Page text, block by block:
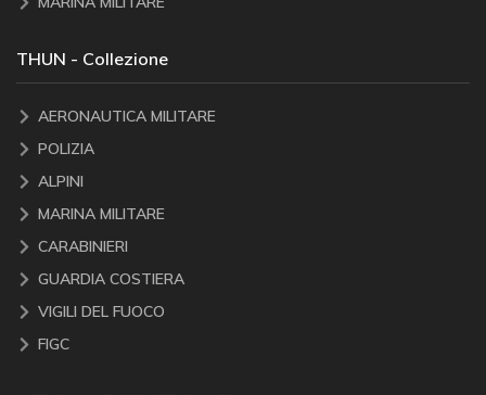
THUN - Collezione
AERONAUTICA MILITARE
POLIZIA
ALPINI
MARINA MILITARE
CARABINIERI
GUARDIA COSTIERA
VIGILI DEL FUOCO
FIGC